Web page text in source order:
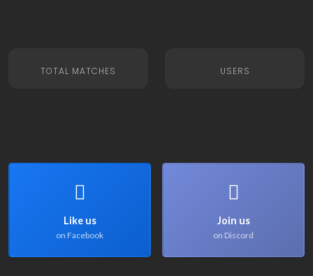
TOTAL MATCHES USERS
Like us
on Facebook
Join us
on Discord